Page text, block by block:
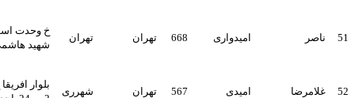
امیدواری 668 تهران تهران
خ وحدت اسلامی خ البرز کوچه
شهید هاشمی پلاک28 ط 4
امیدی 567 تهران شهرری
بلوار افریقا خ روانپور ک انثار